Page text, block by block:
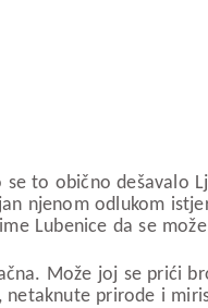
to obično dešavalo
njenom odlukom
Lubenice da se
Može joj se prići
netaknute